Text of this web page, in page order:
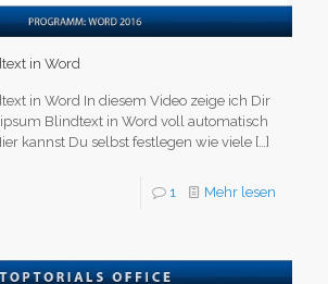
in Word
in Word In diesem Video zeige ich Dir
Blindtext in Word voll automatisch
kannst Du selbst festlegen wie viele […]
1 Mehr lesen